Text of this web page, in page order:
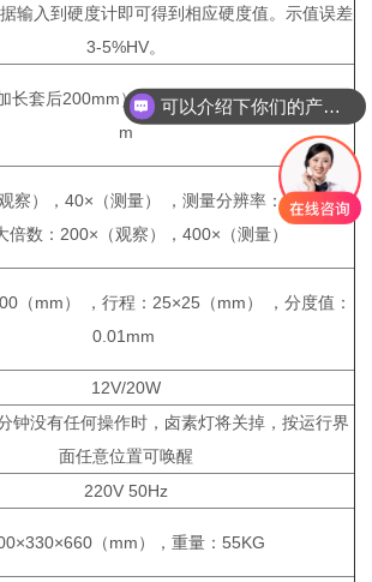
输入到硬度计即可得到相应硬度值。示值误差
3-5%HV。
长套后200mm），压痕中心至机壁距离 130m
m
察），40×（测量） ，测量分辨率：0.025μm
倍数：200×（观察），400×（测量）
（mm） ，行程：25×25（mm） ，分度值：
0.01mm
12V/20W
钟没有任何操作时，卤素灯将关掉，按运行界
面任意位置可唤醒
220V 50Hz
（mm），重量：55KG
可以介绍下你们的产品么？